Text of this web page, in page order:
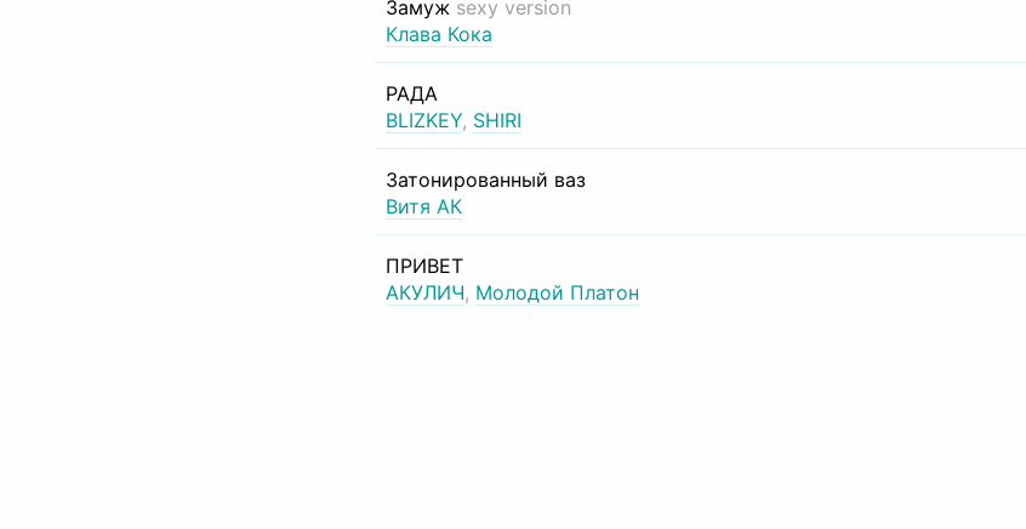
Замуж sexy version
Клава Кока
РАДА
BLIZKEY, SHIRI
Затонированный ваз
Витя АК
ПРИВЕТ
АКУЛИЧ, Молодой Платон